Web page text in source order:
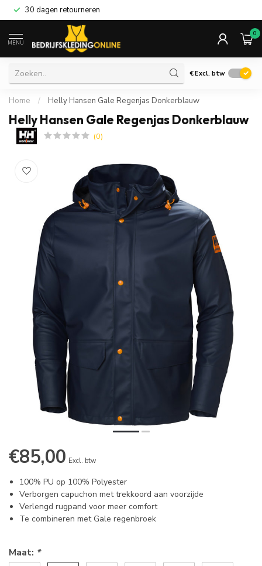
30 dagen retourneren
MENU
0
€Excl. btw
Home / Helly Hansen Gale Regenjas Donkerblauw
Helly Hansen Gale Regenjas Donkerblauw
(0)
€85,00 Excl. btw
100% PU op 100% Polyester
Verborgen capuchon met trekkoord aan voorzijde
Verlengd rugpand voor meer comfort
Te combineren met Gale regenbroek
Maat: *